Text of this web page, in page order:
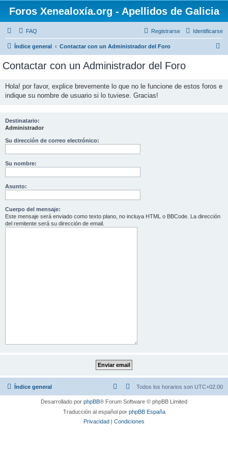
Foros Xenealoxía.org - Apellidos de Galicia
FAQ Identificarse
Registrarse
Índice general Contactar con un Administrador del Foro
Contactar con un Administrador del Foro
Hola! por favor, explice brevemente lo que no le funcione de estos foros e
indique su nombre de usuario si lo tuviese. Gracias!
Destinatario:
Administrador
Su dirección de correo electrónico:
Su nombre:
Asunto:
Cuerpo del mensaje:
Este mensaje será enviado como texto plano, no incluya HTML o BBCode. La dirección
del remitente será su dirección de email.
Índice general Todos los horarios son UTC+02:00
Desarrollado por phpBB® Forum Software © phpBB Limited
Traducción al español por phpBB España
Privacidad | Condiciones